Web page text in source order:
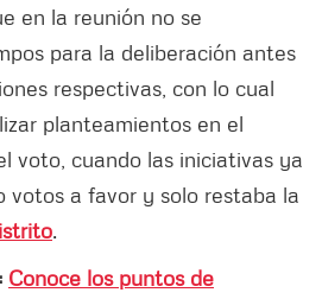
en la reunión no se
para la deliberación antes
respectivas, con lo cual
planteamientos en el
voto, cuando las iniciativas ya
votos a favor y solo restaba la
.
Conoce los puntos de